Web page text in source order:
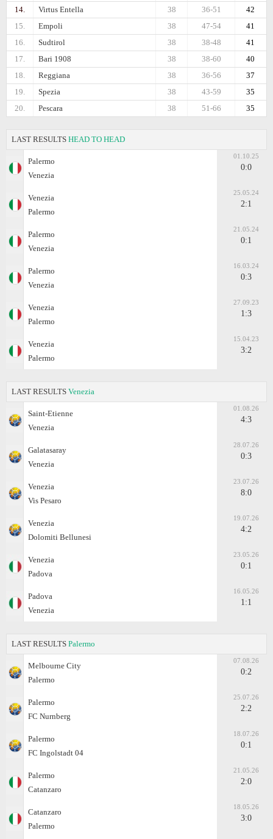
14.
Virtus Entella 42
36-51
38
15.
Empoli 41
47-54
38
16.
Sudtirol 41
38-48
38
17.
Bari 1908 40
38-60
38
18.
Reggiana 37
36-56
38
19.
Spezia 35
43-59
38
20.
Pescara 35
51-66
38
LAST RESULTS HEAD TO HEAD
Palermo
Venezia
01.10.25
0:0
Venezia
Palermo
25.05.24
2:1
Palermo
Venezia
21.05.24
0:1
Palermo
Venezia
16.03.24
0:3
Venezia
Palermo
27.09.23
1:3
Venezia
Palermo
15.04.23
3:2
LAST RESULTS Venezia
Saint-Etienne
Venezia
01.08.26
4:3
Galatasaray
Venezia
28.07.26
0:3
Venezia
Vis Pesaro
23.07.26
8:0
Venezia
Dolomiti Bellunesi
19.07.26
4:2
Venezia
Padova
23.05.26
0:1
Padova
Venezia
16.05.26
1:1
LAST RESULTS Palermo
Melbourne City
Palermo
07.08.26
0:2
Palermo
FC Nurnberg
25.07.26
2:2
Palermo
FC Ingolstadt 04
18.07.26
0:1
Palermo
Catanzaro
21.05.26
2:0
Catanzaro
Palermo
18.05.26
3:0